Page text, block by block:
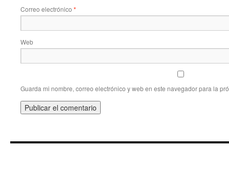
Correo electrónico *
Web
Guarda mi nombre, correo electrónico y web en este navegador para la